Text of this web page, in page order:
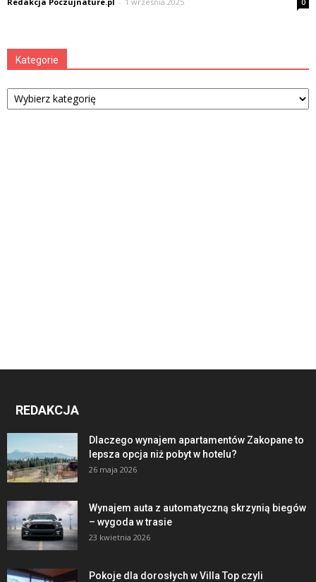
0
Kategorie
Kategorie
REDAKCJA
Dlaczego wynajem apartamentów Zakopane to
lepsza opcja niż pobyt w hotelu?
26 maja 2026
Wynajem auta z automatyczną skrzynią biegów
– wygoda w trasie
23 kwietnia 2026
Pokoje dla dorosłych w Villa Top czyli